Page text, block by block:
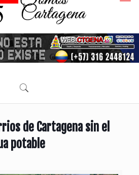
de Cartagena sin el
potable